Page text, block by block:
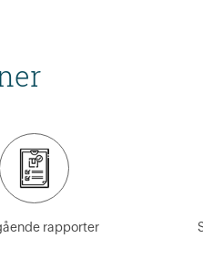
rapporter